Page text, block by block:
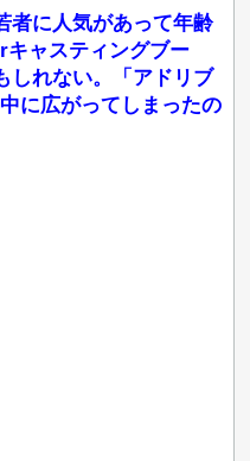
者に人気があって年齢
キャスティングブー
しれない。「アドリブ
に広がってしまったの